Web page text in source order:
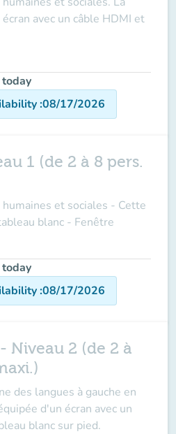
avec un câble HDMI et
:08/17/2026
1 (de 2 à 8 pers.
et sociales - Cette
blanc - Fenêtre
:08/17/2026
Niveau 2 (de 2 à
des langues à gauche en
d'un écran avec un
blanc sur pied.